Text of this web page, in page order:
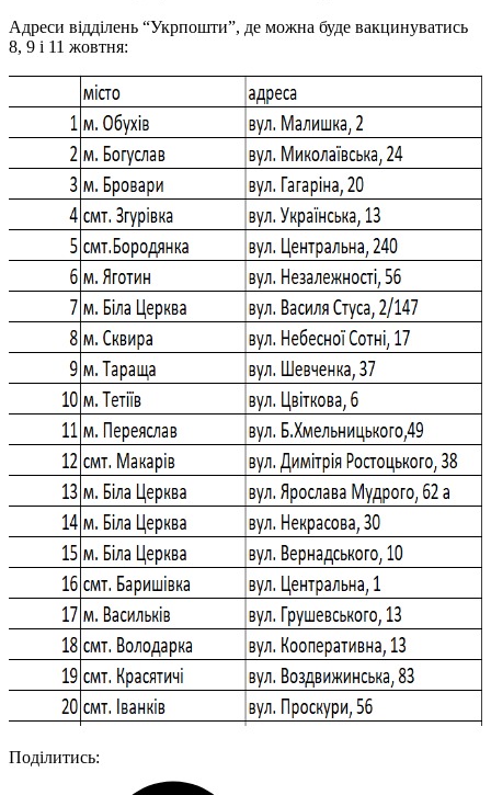
Адреси відділень “Укрпошти”, де можна буде вакцинуватись
8, 9 і 11 жовтня:
Поділитись: